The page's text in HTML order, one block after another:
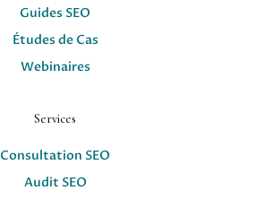
Guides SEO
Études de Cas
Webinaires
Services
Consultation SEO
Audit SEO